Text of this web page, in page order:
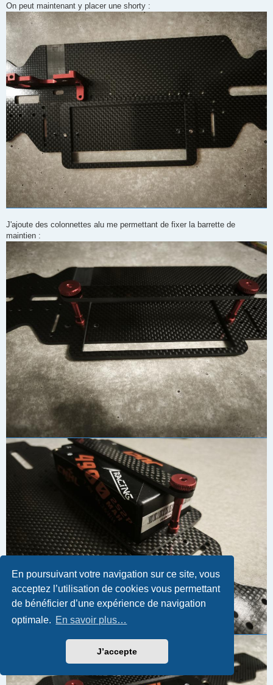
En poursuivant votre navigation sur ce site, vous
acceptez l’utilisation de cookies vous permettant
de bénéficier d’une expérience de navigation
optimale. En savoir plus…
J’accepte
On peut maintenant y placer une shorty :
J'ajoute des colonnettes alu me permettant de fixer la barrette de
maintien :